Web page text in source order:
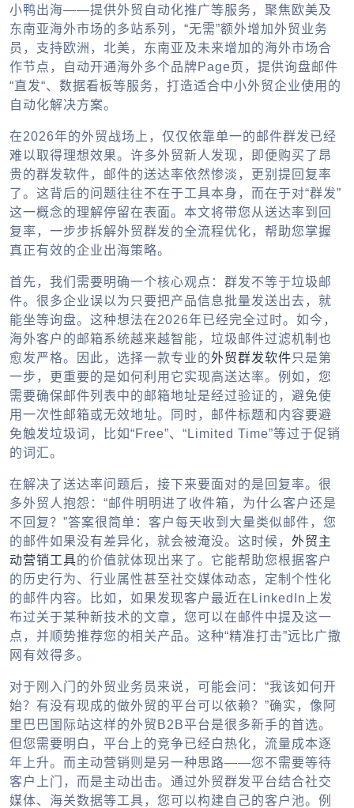
小鸭出海——提供外贸自动化推广等服务，聚焦欧美及
东南亚海外市场的多站系列，“无需”额外增加外贸业务
员，支持欧洲，北美，东南亚及未来增加的海外市场合
作节点，自动开通海外多个品牌Page页，提供询盘邮件
“直发“、数据看板等服务，打造适合中小外贸企业使用的
自动化解决方案。
在2026年的外贸战场上，仅仅依靠单一的邮件群发已经
难以取得理想效果。许多外贸新人发现，即便购买了昂
贵的群发软件，邮件的送达率依然惨淡，更别提回复率
了。这背后的问题往往不在于工具本身，而在于对“群发”
这一概念的理解停留在表面。本文将带您从送达率到回
复率，一步步拆解外贸群发的全流程优化，帮助您掌握
真正有效的企业出海策略。
首先，我们需要明确一个核心观点：群发不等于垃圾邮
件。很多企业误以为只要把产品信息批量发送出去，就
能坐等询盘。这种想法在2026年已经完全过时。如今，
海外客户的邮箱系统越来越智能，垃圾邮件过滤机制也
愈发严格。因此，选择一款专业的外贸群发软件只是第
一步，更重要的是如何利用它实现高送达率。例如，您
需要确保邮件列表中的邮箱地址是经过验证的，避免使
用一次性邮箱或无效地址。同时，邮件标题和内容要避
免触发垃圾词，比如“Free”、“Limited Time”等过于促销
的词汇。
在解决了送达率问题后，接下来要面对的是回复率。很
多外贸人抱怨：“邮件明明进了收件箱，为什么客户还是
不回复？”答案很简单：客户每天收到大量类似邮件，您
的邮件如果没有差异化，就会被淹没。这时候， 外贸主
动营销工具的价值就体现出来了。它能帮助您根据客户
的历史行为、行业属性甚至社交媒体动态，定制个性化
的邮件内容。比如，如果发现客户最近在LinkedIn上发
布过关于某种新技术的文章，您可以在邮件中提及这一
点，并顺势推荐您的相关产品。这种“精准打击”远比广撒
网有效得多。
对于刚入门的外贸业务员来说，可能会问：“我该如何开
始？有没有现成的做外贸的平台可以依赖？”确实，像阿
里巴巴国际站这样的外贸B2B平台是很多新手的首选。
但您需要明白，平台上的竞争已经白热化，流量成本逐
年上升。而主动营销则是另一种思路——您不需要等待
客户上门，而是主动出击。通过外贸群发平台结合社交
媒体、海关数据等工具，您可以构建自己的客户池。例